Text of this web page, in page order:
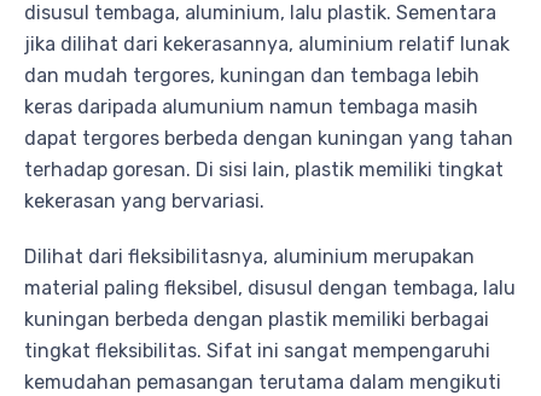
disusul tembaga, aluminium, lalu plastik. Sementara
jika dilihat dari kekerasannya, aluminium relatif lunak
dan mudah tergores, kuningan dan tembaga lebih
keras daripada alumunium namun tembaga masih
dapat tergores berbeda dengan kuningan yang tahan
terhadap goresan. Di sisi lain, plastik memiliki tingkat
kekerasan yang bervariasi.
Dilihat dari fleksibilitasnya, aluminium merupakan
material paling fleksibel, disusul dengan tembaga, lalu
kuningan berbeda dengan plastik memiliki berbagai
tingkat fleksibilitas. Sifat ini sangat mempengaruhi
kemudahan pemasangan terutama dalam mengikuti